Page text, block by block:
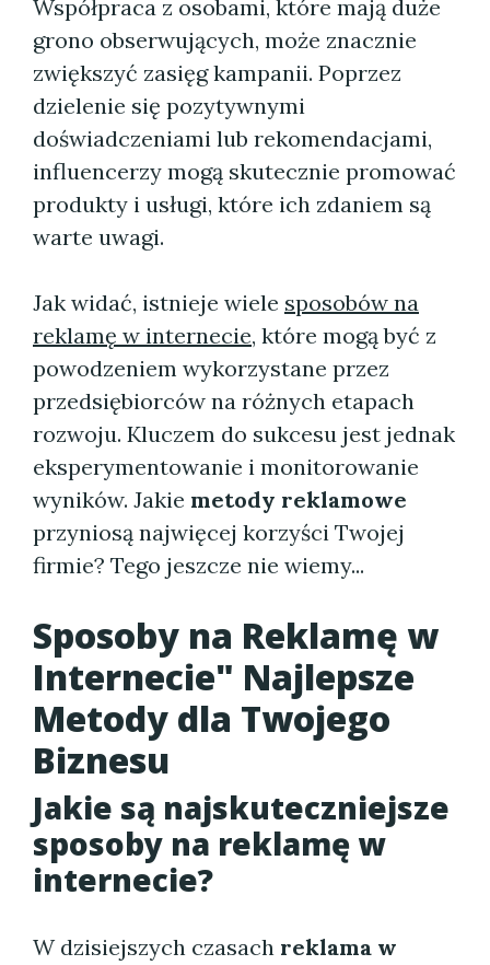
Współpraca z osobami, które mają duże
grono obserwujących, może znacznie
zwiększyć zasięg kampanii. Poprzez
dzielenie się pozytywnymi
doświadczeniami lub rekomendacjami,
influencerzy mogą skutecznie promować
produkty i usługi, które ich zdaniem są
warte uwagi.
Jak widać, istnieje wiele sposobów na
reklamę w internecie, które mogą być z
powodzeniem wykorzystane przez
przedsiębiorców na różnych etapach
rozwoju. Kluczem do sukcesu jest jednak
eksperymentowanie i monitorowanie
wyników. Jakie metody reklamowe
przyniosą najwięcej korzyści Twojej
firmie? Tego jeszcze nie wiemy...
Sposoby na Reklamę w
Internecie" Najlepsze
Metody dla Twojego
Biznesu
Jakie są najskuteczniejsze
sposoby na reklamę w
internecie?
W dzisiejszych czasach reklama w